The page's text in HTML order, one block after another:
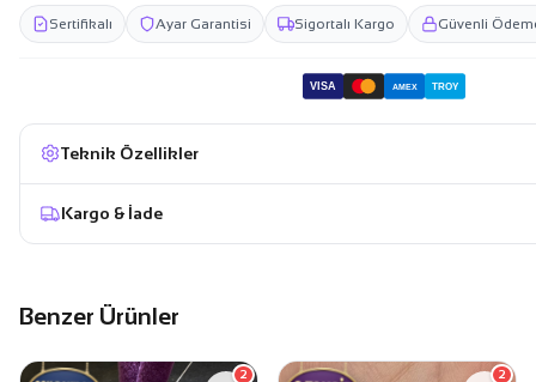
Sertifikalı Ayar Garantisi Sigortalı Kargo Güvenli
VISA AMEX TROY
Teknik Özellikler
Kargo & İade
Benzer Ürünler
2 2